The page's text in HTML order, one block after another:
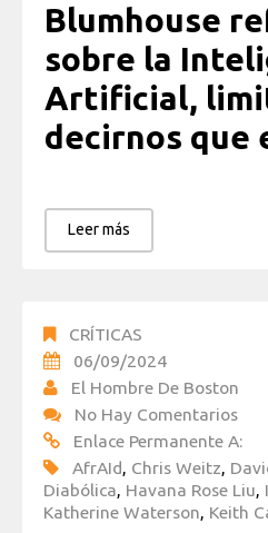
Blumhouse
sobre la
Artificial,
decirnos que
Leer más
CRÍTICAS
06/09/2024
El Hombre De Boston
No Hay Comentarios
Enlace Permanente A:
AfrAId, Chris Weitz,
Diabólica, Havana Rose Liu,
Katherine Waterson, Keith